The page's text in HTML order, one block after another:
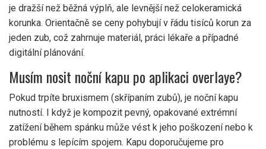
je dražší než běžná výplň, ale levnější než celokeramická
korunka. Orientačně se ceny pohybují v řádu tisíců korun za
jeden zub, což zahrnuje materiál, práci lékaře a případné
digitální plánování.
Musím nosit noční kapu po aplikaci overlaye?
Pokud trpíte bruxismem (skřípaním zubů), je noční kapu
nutností. I když je kompozit pevný, opakované extrémní
zatížení během spánku může vést k jeho poškození nebo k
problému s lepícím spojem. Kapu doporučujeme pro